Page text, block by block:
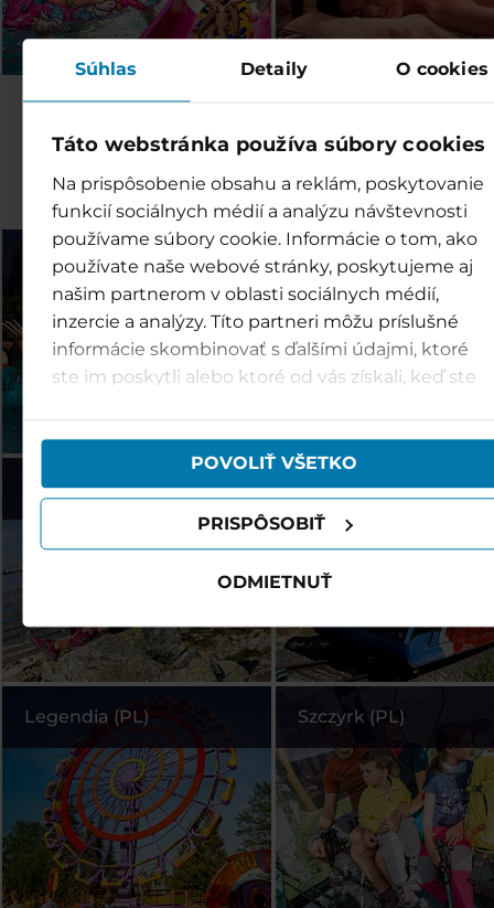
Súhlas Detaily O cookies
Táto webstránka používa súbory cookies
Na prispôsobenie obsahu a reklám, poskytovanie
funkcií sociálnych médií a analýzu návštevnosti
používame súbory cookie. Informácie o tom, ako
používate naše webové stránky, poskytujeme aj
našim partnerom v oblasti sociálnych médií,
inzercie a analýzy. Títo partneri môžu príslušné
informácie skombinovať s ďalšími údajmi, ktoré
ste im poskytli alebo ktoré od vás získali, keď ste
POVOLIŤ VŠETKO
PRISPÔSOBIŤ
ODMIETNUŤ
Objevte další
rodiny TMR
Bešeňová (SK) Tatralandia (SK)
Jasná (SK) Vysoké Tatry (SK)
Legendia (PL) Szczyrk (PL)